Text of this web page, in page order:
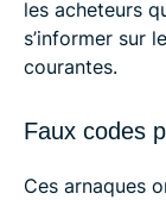
les acheteurs
s’informer sur
courantes.
Faux codes
Ces arnaques